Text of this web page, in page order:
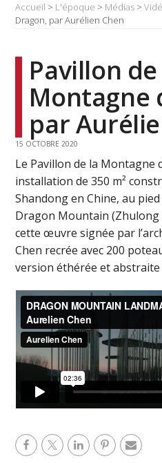
Accueil > L'époque > Médias >
Dragon, par Aurélien Chen
Pavillon
Montagne
par
15 OCTOBRE 2020
Le Pavillon de la Montagne
installation de 350 m²
Shandong en Chine, au
Dragon Mountain (Zhulong
cette œuvre signée par
Chen recrée avec 200
version éthérée et abstraite